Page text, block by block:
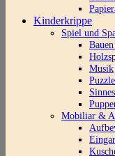
Kinderkrippe
Spiel und
Musik
Puzzle
Mobiliar &